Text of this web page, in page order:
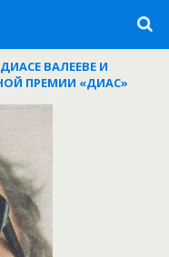
ВАЛЕЕВЕ И
ПРЕМИИ «ДИАС»